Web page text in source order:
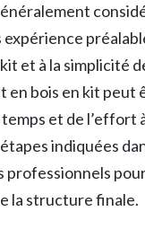
expérience
et à la simplicité
en bois en kit peut
et de l’effort
indiquées
professionnels
la structure finale.